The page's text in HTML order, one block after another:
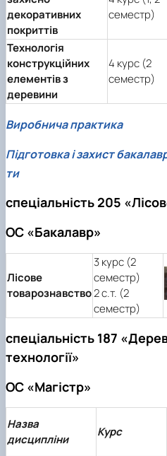
декоративних
покриттів
семестр)
Технологія
конструкційних
елементів з
деревини
4 курс (2
семестр)
Виробнича практика
Підготовка і захист
ти
спеціальність 205
ОС «Бакалавр»
Лісове
товарознавство
3 курс (2
семестр)
2 с.т. (2
семестр)
спеціальність 187
технології»
ОС «Магістр»
Назва
дисципліни
Курс